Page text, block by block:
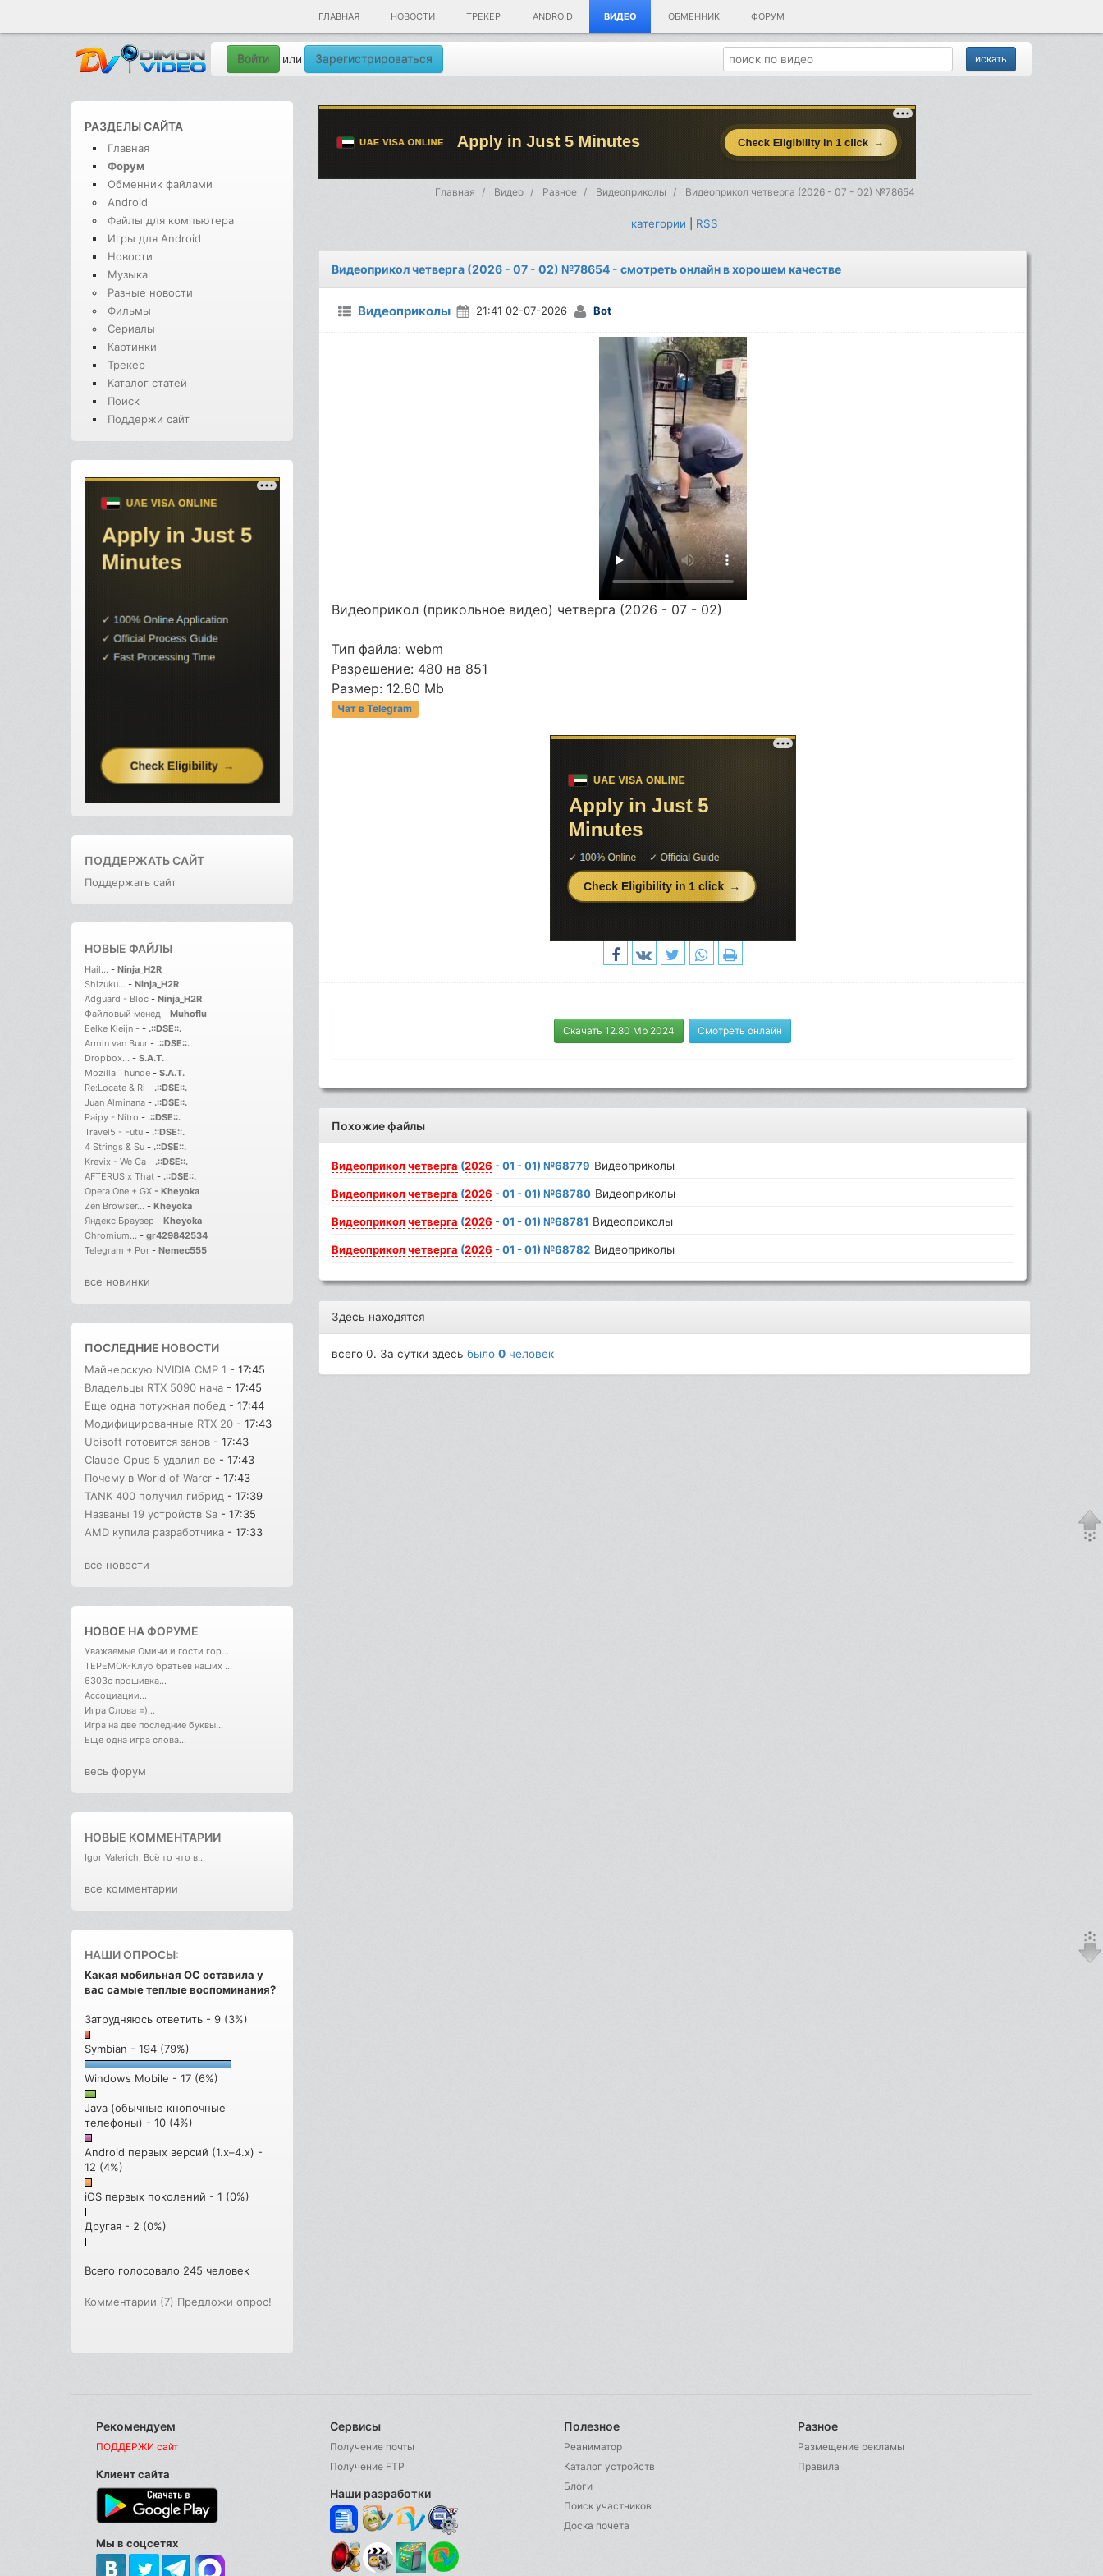
ГЛАВНАЯ НОВОСТИ ТРЕКЕР ANDROID ВИДЕО ОБМЕННИК ФОРУМ
Войти или Зарегистрироваться
РАЗДЕЛЫ САЙТА
Главная
Форум
Обменник файлами
Android
Файлы для компьютера
Игры для Android
Новости
Музыка
Разные новости
Фильмы
Сериалы
Картинки
Трекер
Каталог статей
Поиск
Поддержи сайт
ПОДДЕРЖАТЬ САЙТ
Поддержать сайт
НОВЫЕ ФАЙЛЫ
Hail... - Ninja_H2R
Shizuku... - Ninja_H2R
Adguard - Bloc - Ninja_H2R
Файловый менед - Muhoflu
Eelke Kleijn - - .::DSE::.
Armin van Buur - .::DSE::.
Dropbox... - S.A.T.
Mozilla Thunde - S.A.T.
Re:Locate & Ri - .::DSE::.
Juan Alminana - .::DSE::.
Paipy - Nitro - .::DSE::.
Travel5 - Futu - .::DSE::.
4 Strings & Su - .::DSE::.
Krevix - We Ca - .::DSE::.
AFTERUS x That - .::DSE::.
Opera One + GX - Kheyoka
Zen Browser... - Kheyoka
Яндекс Браузер - Kheyoka
Chromium... - gr429842534
Telegram + Por - Nemec555
все новинки
ПОСЛЕДНИЕ НОВОСТИ
Майнерскую NVIDIA CMP 1 - 17:45
Владельцы RTX 5090 нача - 17:45
Еще одна потужная побед - 17:44
Модифицированные RTX 20 - 17:43
Ubisoft готовится занов - 17:43
Claude Opus 5 удалил ве - 17:43
Почему в World of Warcr - 17:43
TANK 400 получил гибрид - 17:39
Названы 19 устройств Sa - 17:35
AMD купила разработчика - 17:33
все новости
НОВОЕ НАФОРУМЕ
Уважаемые Омичи и гости гор...
ТЕРЕМОК-Клуб братьев наших ...
6303с прошивка...
Ассоциации...
Игра Слова =)...
Игра на две последние буквы...
Еще одна игра слова...
весь форум
НОВЫЕ КОММЕНТАРИИ
Igor_Valerich, Всё то что в...
все комментарии
НАШИ ОПРОСЫ:
Какая мобильная ОС оставила у
вас самые теплые воспоминания?
Затрудняюсь ответить - 9 (3%)
Symbian - 194 (79%)
Windows Mobile - 17 (6%)
Java (обычные кнопочные
телефоны) - 10 (4%)
Android первых версий (1.x–4.x) -
12 (4%)
iOS первых поколений - 1 (0%)
Другая - 2 (0%)
Всего голосовало 245 человек
Комментарии (7) Предложи опрос!
Главная Видео Разное Видеоприколы Видеоприкол четверга (2026 - 07 - 02) №78654
категории RSS
Видеоприкол четверга (2026 - 07 - 02) №78654 - смотреть онлайн в хорошем качестве
Видеоприколы 21:41 02-07-2026 Bot
Видеоприкол (прикольное видео) четверга (2026 - 07 - 02)
Тип файла: webm
Разрешение: 480 на 851
Размер: 12.80 Mb
Чат в Telegram
Скачать 12.80 Mb 2024 Смотреть онлайн
Похожие файлы
Видеоприколчетверга (2026 - 01 - 01) №68779 Видеоприколы
Видеоприколчетверга (2026 - 01 - 01) №68780 Видеоприколы
Видеоприколчетверга (2026 - 01 - 01) №68781 Видеоприколы
Видеоприколчетверга (2026 - 01 - 01) №68782 Видеоприколы
Здесь находятся
всего 0. За сутки здесьбыло0 человек
Рекомендуем
ПОДДЕРЖИ сайт
Клиент сайта
Мы в соцсетях
Сервисы
Получение почты
Получение FTP
Наши разработки
Полезное
Реаниматор
Каталог устройств
Блоги
Поиск участников
Доска почета
Разное
Размещение рекламы
Правила